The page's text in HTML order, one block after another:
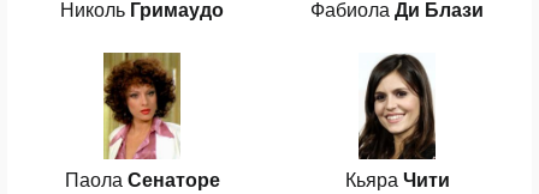
Николь Гримаудо Фабиола Ди Блази
Паола Сенаторе Кьяра Чити